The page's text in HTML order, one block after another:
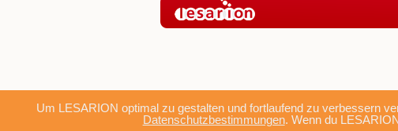
Um LESARION optimal zu gestalten und fortlaufend zu verbessern
Datenschutzbestimmungen. Wenn du